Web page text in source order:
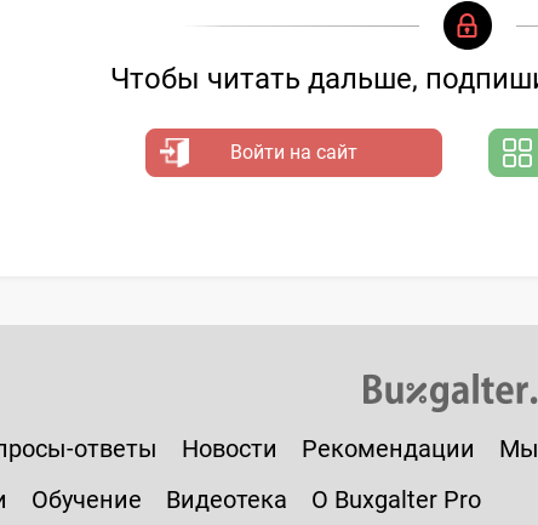
Чтобы читать дальше,
Войти на сайт
ответы Новости Рекомендации Мы
Обучение Видеотека О Buxgalter Pro